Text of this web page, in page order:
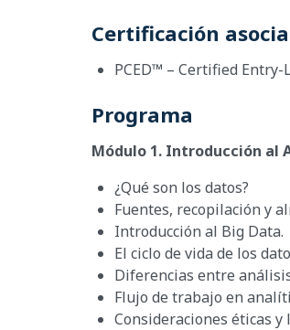
Certificación
PCED™ – Certified
Programa
Módulo 1. Introducción al
¿Qué son los datos?
Fuentes, recopilación y
Introducción al Big Data.
El ciclo de vida de los
Diferencias entre
Flujo de trabajo en
Consideraciones éticas